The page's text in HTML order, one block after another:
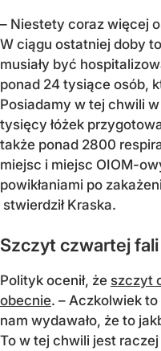
– Niestety coraz więcej
W ciągu ostatniej doby
musiały być
ponad 24 tysiące osób,
Posiadamy w tej chwili
tysięcy łóżek
także ponad 2800
miejsc i miejsc OIOM-
powikłaniami po
stwierdził Kraska.
Szczyt czwartej fali
Polityk ocenił, że szczyt
obecnie. – Aczkolwiek
nam wydawało, że to
To w tej chwili jest